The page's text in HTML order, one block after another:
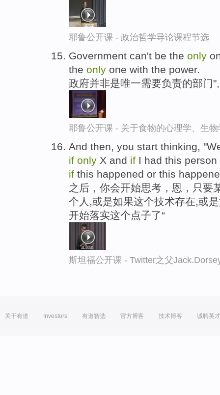
耶鲁公开课 - 政治哲学导论课程节选
Government can't be the only
the only one with the power.
政府并非是唯一需要负责的部门
耶鲁公开课 - 关于食物的心理学、生
And then, you start thinking,
if only X and if I had this
if this happened or this
之后，你会开始思考，恩，只要
个人,或是如果这个技术存在,或
开始落实这个点子了“
斯坦福公开课 - Twitter之父
关于有道 Investors 有道智选 官方博客 技术博客 诚聘英才